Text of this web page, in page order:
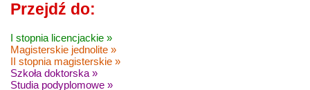
Przejdź do:
I stopnia licencjackie »
Magisterskie jednolite »
II stopnia magisterskie »
Szkoła doktorska »
Studia podyplomowe »